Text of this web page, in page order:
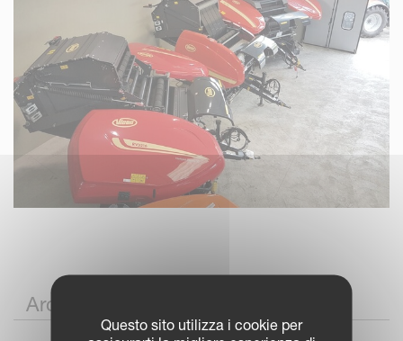
Archivio 2017
Questo sito utilizza i cookie per